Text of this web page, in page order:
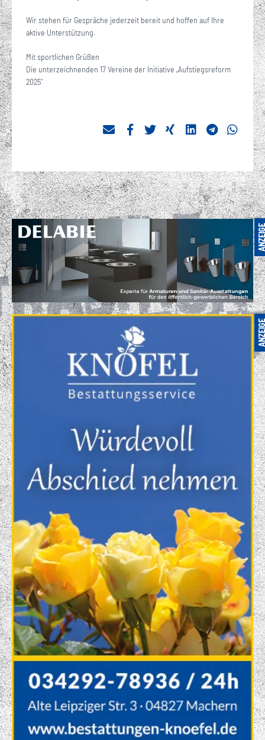
Wir stehen für Gespräche jederzeit bereit und hoffen auf Ihre
aktive Unterstützung.
Mit sportlichen Grüßen
Die unterzeichnenden 17 Vereine der Initiative „Aufstiegsreform
2025“